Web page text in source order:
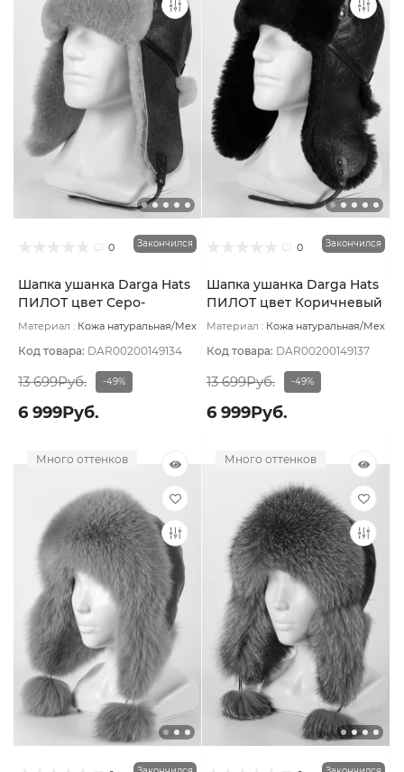
0 Закончился
Шапка ушанка Darga Hats
ПИЛОТ цвет Серо-
бежевый/Бежевый пеп
Материал : Кожа натуральная/Мех
натуральная
Код товара: DAR00200149134
13 699Руб. -49%
6 999Руб.
0 Закончился
Шапка ушанка Darga Hats
ПИЛОТ цвет Коричневый
темный размер 57-58
Материал : Кожа натуральная/Мех
натуральная
Код товара: DAR00200149137
13 699Руб. -49%
6 999Руб.
Много оттенков Много оттенков